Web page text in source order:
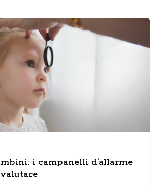
i campanelli d’allarme